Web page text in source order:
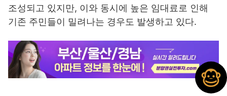
조성되고 있지만, 이와 동시에 높은 임대료로 인해
기존 주민들이 밀려나는 경우도 발생하고 있다.